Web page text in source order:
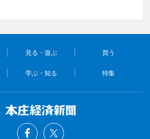
見る・遊ぶ 買う
学ぶ・知る 特集